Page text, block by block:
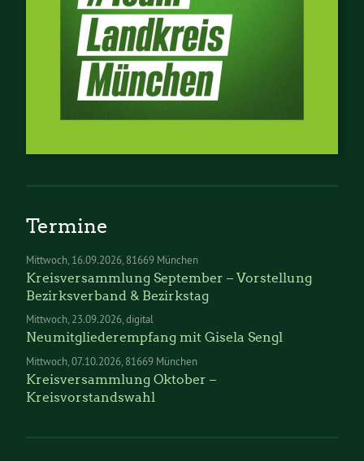
Termine
Mittwoch 16.09.2026 81669 München
Kreisversammlung September – Vorstellung
Bezirksverband & Bezirkstag
Mittwoch 23.09.2026 digital
Neumitgliederempfang mit Gisela Sengl
Mittwoch 07.10.2026 81669 München
Kreisversammlung Oktober –
Kreisvorstandswahl